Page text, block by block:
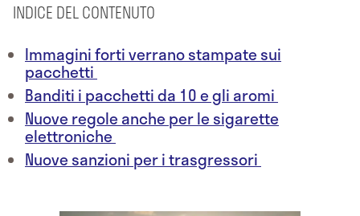
INDICE DEL CONTENUTO
Immagini forti verrano stampate sui
pacchetti
Banditi i pacchetti da 10 e gli aromi
Nuove regole anche per le sigarette
elettroniche
Nuove sanzioni per i trasgressori